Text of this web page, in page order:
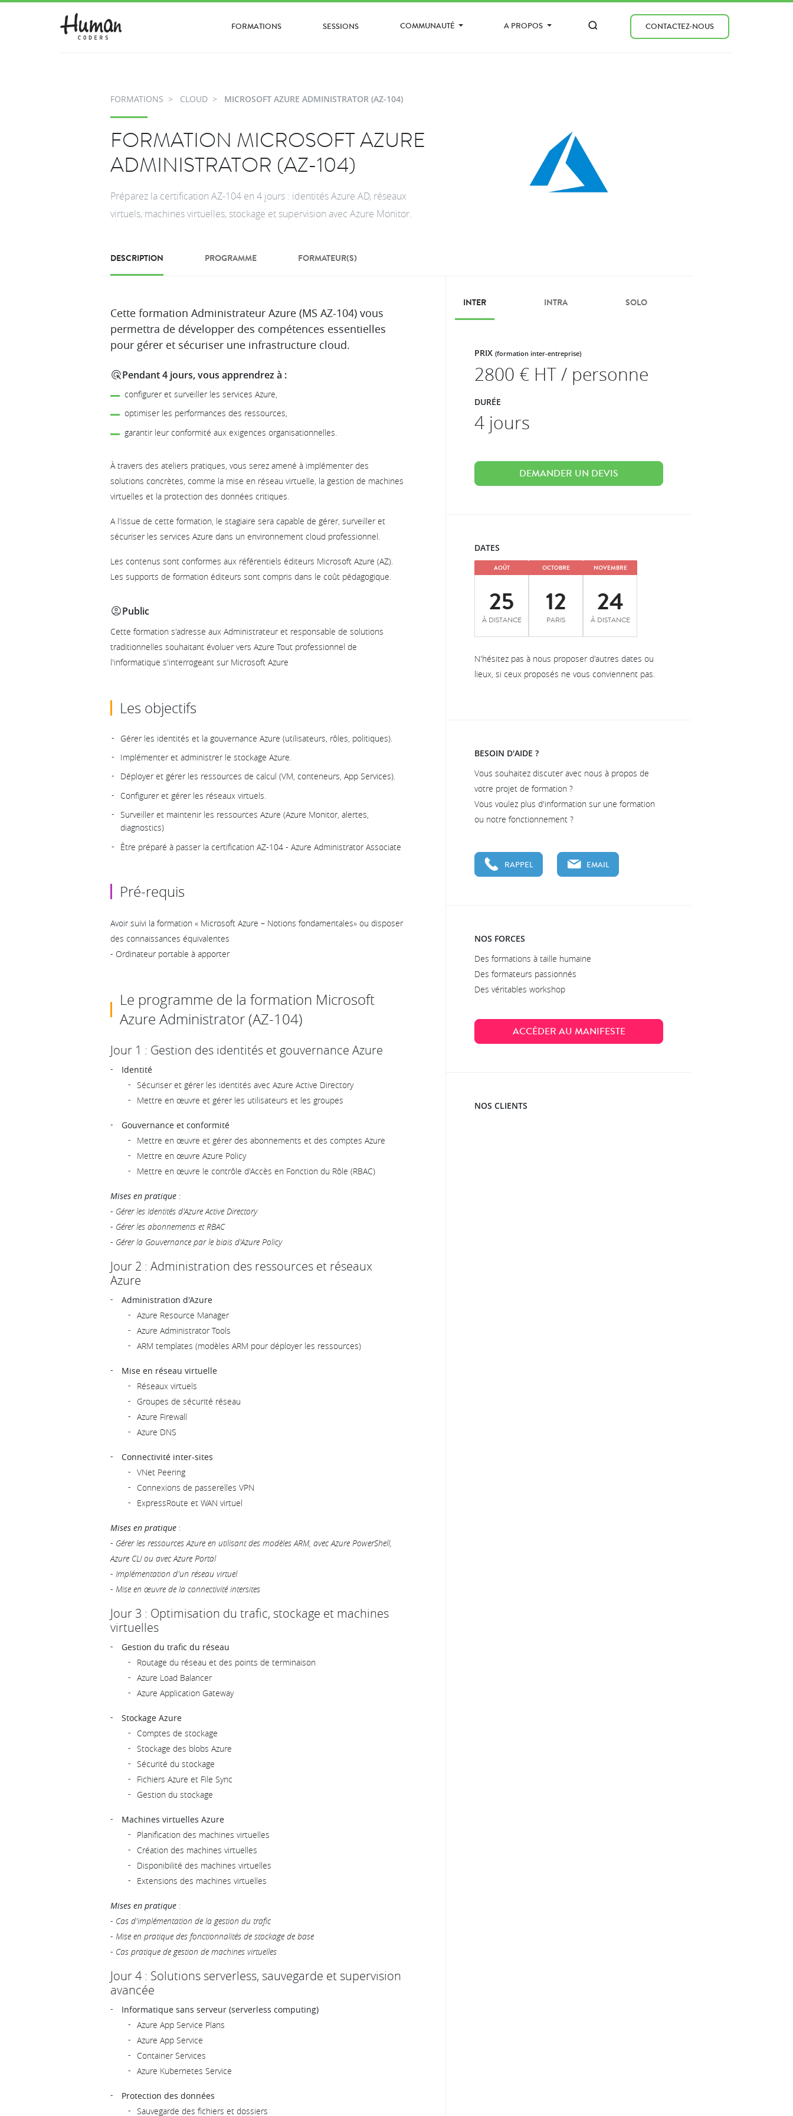
FORMATIONS SESSIONS COMMUNAUTÉ A PROPOS CONTACTEZ-NOUS
FORMATIONS CLOUD MICROSOFT AZURE ADMINISTRATOR (AZ-104)
FORMATION MICROSOFT AZURE
ADMINISTRATOR (AZ-104)
Préparez la certification AZ-104 en 4 jours : identités Azure AD, réseaux
virtuels, machines virtuelles, stockage et supervision avec Azure Monitor.
DESCRIPTION PROGRAMME FORMATEUR(S)
Description
Cette formation Administrateur Azure (MS AZ-104) vous
permettra de développer des compétences essentielles
pour gérer et sécuriser une infrastructure cloud.
Pendant 4 jours, vous apprendrez à :
configurer et surveiller les services Azure,
optimiser les performances des ressources,
garantir leur conformité aux exigences organisationnelles.
À travers des ateliers pratiques, vous serez amené à implémenter des
solutions concrètes, comme la mise en réseau virtuelle, la gestion de machines
virtuelles et la protection des données critiques.
A l'issue de cette formation, le stagiaire sera capable de gérer, surveiller et
sécuriser les services Azure dans un environnement cloud professionnel.
Les contenus sont conformes aux référentiels éditeurs Microsoft Azure (AZ).
Les supports de formation éditeurs sont compris dans le coût pédagogique.
Public
Cette formation s'adresse aux Administrateur et responsable de solutions
traditionnelles souhaitant évoluer vers Azure Tout professionnel de
l'informatique s'interrogeant sur Microsoft Azure
Les objectifs
Gérer les identités et la gouvernance Azure (utilisateurs, rôles, politiques).
Implémenter et administrer le stockage Azure.
Déployer et gérer les ressources de calcul (VM, conteneurs, App Services).
Configurer et gérer les réseaux virtuels.
Surveiller et maintenir les ressources Azure (Azure Monitor, alertes,
diagnostics)
Être préparé à passer la certification AZ-104 - Azure Administrator Associate
Pré-requis
Avoir suivi la formation « Microsoft Azure – Notions fondamentales» ou disposer
des connaissances équivalentes
- Ordinateur portable à apporter
Le programme de la formation Microsoft
Azure Administrator (AZ-104)
Jour 1 : Gestion des identités et gouvernance Azure
Identité
Sécuriser et gérer les identités avec Azure Active Directory
Mettre en œuvre et gérer les utilisateurs et les groupes
Gouvernance et conformité
Mettre en œuvre et gérer des abonnements et des comptes Azure
Mettre en œuvre Azure Policy
Mettre en œuvre le contrôle d'Accès en Fonction du Rôle (RBAC)
Mises en pratique :
- Gérer les Identités d'Azure Active Directory
- Gérer les abonnements et RBAC
- Gérer la Gouvernance par le biais d'Azure Policy
Jour 2 : Administration des ressources et réseaux
Azure
Administration d'Azure
Azure Resource Manager
Azure Administrator Tools
ARM templates (modèles ARM pour déployer les ressources)
Mise en réseau virtuelle
Réseaux virtuels
Groupes de sécurité réseau
Azure Firewall
Azure DNS
Connectivité inter-sites
VNet Peering
Connexions de passerelles VPN
ExpressRoute et WAN virtuel
Mises en pratique :
- Gérer les ressources Azure en utilisant des modèles ARM, avec Azure PowerShell,
Azure CLI ou avec Azure Portal
- Implémentation d'un réseau virtuel
- Mise en œuvre de la connectivité intersites
Jour 3 : Optimisation du trafic, stockage et machines
virtuelles
Gestion du trafic du réseau
Routage du réseau et des points de terminaison
Azure Load Balancer
Azure Application Gateway
Stockage Azure
Comptes de stockage
Stockage des blobs Azure
Sécurité du stockage
Fichiers Azure et File Sync
Gestion du stockage
Machines virtuelles Azure
Planification des machines virtuelles
Création des machines virtuelles
Disponibilité des machines virtuelles
Extensions des machines virtuelles
Mises en pratique :
- Cas d'implémentation de la gestion du trafic
- Mise en pratique des fonctionnalités de stockage de base
- Cas pratique de gestion de machines virtuelles
Jour 4 : Solutions serverless, sauvegarde et supervision
avancée
Informatique sans serveur (serverless computing)
Azure App Service Plans
Azure App Service
Container Services
Azure Kubernetes Service
Protection des données
Sauvegarde des fichiers et dossiers
INTER INTRA SOLO
PRIX(formation inter-entreprise)
2800 € HT / personne
DURÉE
4 jours
DEMANDER UN DEVIS
DATES
AOÛT
25
À DISTANCE
OCTOBRE
12
PARIS
NOVEMBRE
24
À DISTANCE
N'hésitez pas à nous proposer d'autres dates ou
lieux, si ceux proposés ne vous conviennent pas.
BESOIN D'AIDE ?
Vous souhaitez discuter avec nous à propos de
votre projet de formation ?
Vous voulez plus d'information sur une formation
ou notre fonctionnement ?
RAPPEL EMAIL
NOS FORCES
Des formations à taille humaine
Des formateurs passionnés
Des véritables workshop
ACCÉDER AU MANIFESTE
NOS CLIENTS